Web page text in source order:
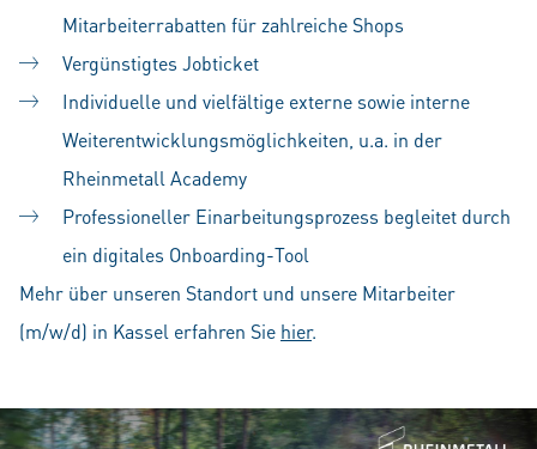
Mitarbeiterrabatten für zahlreiche Shops
Vergünstigtes Jobticket
Individuelle und vielfältige externe sowie interne
Weiterentwicklungsmöglichkeiten, u.a. in der
Rheinmetall Academy
Professioneller Einarbeitungsprozess begleitet durch
ein digitales Onboarding-Tool
Mehr über unseren Standort und unsere Mitarbeiter
(m/w/d) in Kassel erfahren Sie hier.